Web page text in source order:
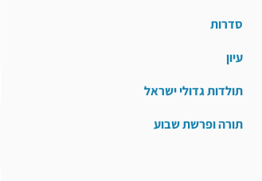
סדרות
עיון
תולדות גדולי ישראל
תורה ופרשת שבוע